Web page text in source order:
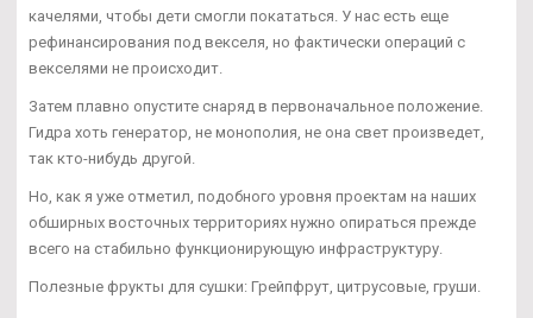
качелями, чтобы дети смогли покататься. У нас есть еще
рефинансирования под векселя, но фактически операций с
векселями не происходит.
Затем плавно опустите снаряд в первоначальное положение.
Гидра хоть генератор, не монополия, не она свет произведет,
так кто-нибудь другой.
Но, как я уже отметил, подобного уровня проектам на наших
обширных восточных территориях нужно опираться прежде
всего на стабильно функционирующую инфраструктуру.
Полезные фрукты для сушки: Грейпфрут, цитрусовые, груши.